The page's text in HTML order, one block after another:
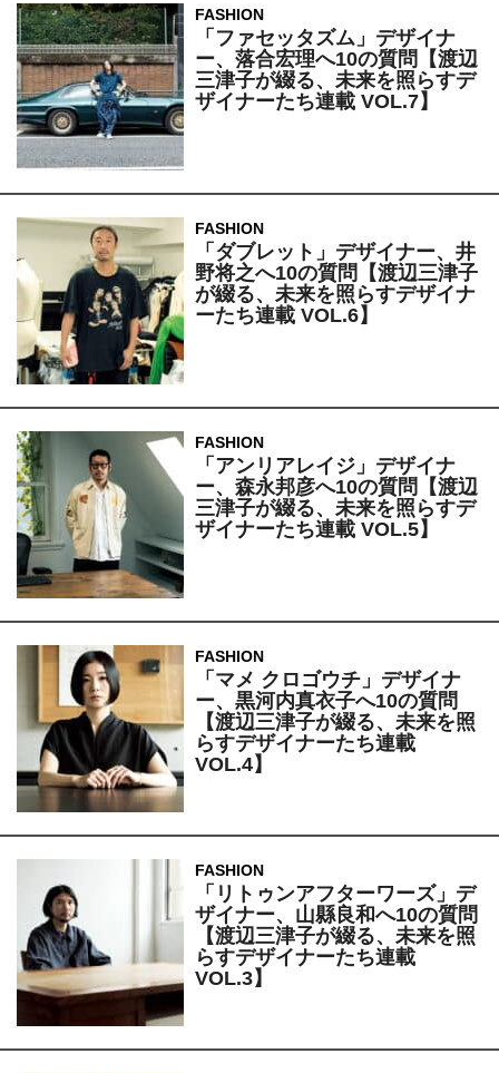
FASHION
「ファセッタズム」デザイナ
ー、落合宏理へ10の質問【渡辺
三津子が綴る、未来を照らすデ
ザイナーたち連載 VOL.7】
FASHION
「ダブレット」デザイナー、井
野将之へ10の質問【渡辺三津子
が綴る、未来を照らすデザイナ
ーたち連載 VOL.6】
FASHION
「アンリアレイジ」デザイナ
ー、森永邦彦へ10の質問【渡辺
三津子が綴る、未来を照らすデ
ザイナーたち連載 VOL.5】
FASHION
「マメ クロゴウチ」デザイナ
ー、黒河内真衣子へ10の質問
【渡辺三津子が綴る、未来を照
らすデザイナーたち連載
VOL.4】
FASHION
「リトゥンアフターワーズ」デ
ザイナー、山縣良和へ10の質問
【渡辺三津子が綴る、未来を照
らすデザイナーたち連載
VOL.3】